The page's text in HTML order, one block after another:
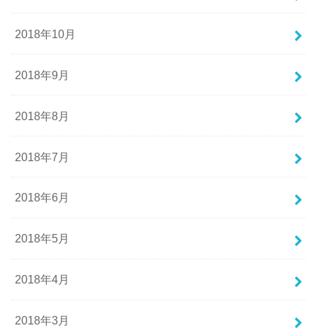
2018年10月
2018年9月
2018年8月
2018年7月
2018年6月
2018年5月
2018年4月
2018年3月